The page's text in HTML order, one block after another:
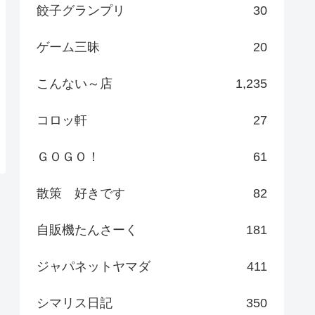
餃子グランプリ 30
ゲーム三昧 20
こんない～店 1,235
コロッ軒 27
ＧＯＧＯ！ 61
散策 好きです 82
自販機たんさーく 181
ジャパネットヤマダ 411
シマリス日記 350